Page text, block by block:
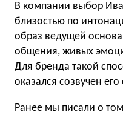
В компании выбор
близостью по
образ ведущей
общения, живых
Для бренда такой
оказался созвучен
Ранее мы писали о